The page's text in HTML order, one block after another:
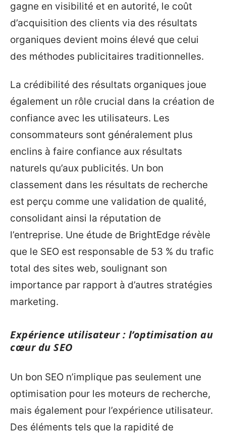
gagne en visibilité et en autorité, le coût
d’acquisition des clients via des résultats
organiques devient moins élevé que celui
des méthodes publicitaires traditionnelles.
La crédibilité des résultats organiques joue
également un rôle crucial dans la création de
confiance avec les utilisateurs. Les
consommateurs sont généralement plus
enclins à faire confiance aux résultats
naturels qu’aux publicités. Un bon
classement dans les résultats de recherche
est perçu comme une validation de qualité,
consolidant ainsi la réputation de
l’entreprise. Une étude de BrightEdge révèle
que le SEO est responsable de 53 % du trafic
total des sites web, soulignant son
importance par rapport à d’autres stratégies
marketing.
Expérience utilisateur : l’optimisation au
cœur du SEO
Un bon SEO n’implique pas seulement une
optimisation pour les moteurs de recherche,
mais également pour l’expérience utilisateur.
Des éléments tels que la rapidité de